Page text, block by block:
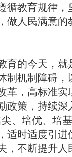
循教育规律
做人民满意
育的今天，
制机制障碍
革，高标准
政策，持续
、培优、培
适时适度引
，不断提升